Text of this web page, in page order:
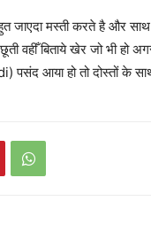
मस्ती करते है और साथ
वहीँ बिताये खेर जो भी हो
आया हो तो दोस्तों के